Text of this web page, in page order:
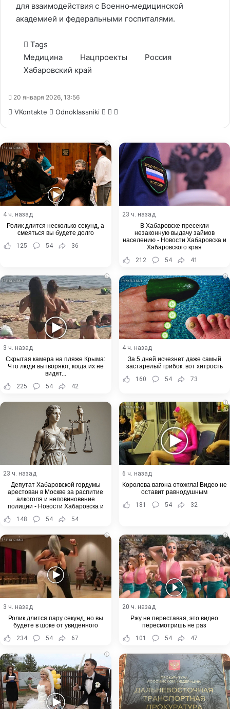
для взаимодействия с Военно‑медицинской
академией и федеральными госпиталями.
Tags
Медицина
Нацпроекты
Россия
Хабаровский край
20 января 2026, 13:56
VKontakte Odnoklassniki WhatsApp
Telegram
i
4 ч. назад
Ролик длится несколько секунд, а
смеяться вы будете долго
125
54 36
23 ч. назад
В Хабаровске пресекли
незаконную выдачу займов
населению - Новости Хабаровска и
Хабаровского края
212
54 41
i
3 ч. назад
Скрытая камера на пляже Крыма:
Что люди вытворяют, когда их не
видят...
225
54 42
i
4 ч. назад
За 5 дней исчезнет даже самый
застарелый грибок: вот хитрость
160
54 73
23 ч. назад
Депутат Хабаровской гордумы
арестован в Москве за распитие
алкоголя и неповиновение
полиции - Новости Хабаровска и
148 54 54
i
6 ч. назад
Королева вагона отожгла! Видео не
оставит равнодушным
181
54 32
i
3 ч. назад
Ролик длится пару секунд, но вы
будете в шоке от увиденного
234
54 67
i
20 ч. назад
Ржу не переставая, это видео
пересмотришь не раз
101
54 47
i